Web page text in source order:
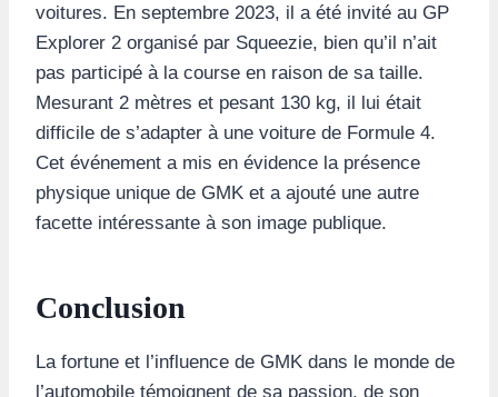
voitures. En septembre 2023, il a été invité au GP
Explorer 2 organisé par Squeezie, bien qu’il n’ait
pas participé à la course en raison de sa taille.
Mesurant 2 mètres et pesant 130 kg, il lui était
difficile de s’adapter à une voiture de Formule 4.
Cet événement a mis en évidence la présence
physique unique de GMK et a ajouté une autre
facette intéressante à son image publique.
Conclusion
La fortune et l’influence de GMK dans le monde de
l’automobile témoignent de sa passion, de son